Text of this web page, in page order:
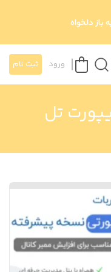
باز دلخواه
ورود ثبت نام
تل